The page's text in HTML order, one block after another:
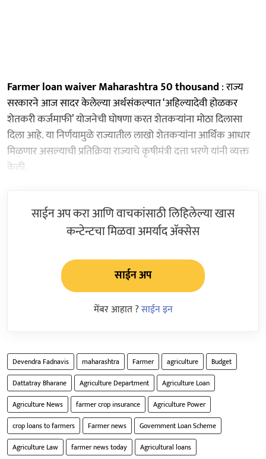
Farmer loan waiver Maharashtra 50 thousand : राज्य
सरकारने आज सादर केलेल्या अर्थसंकल्पात ‘अहिल्यादेवी होळकर
शेतकरी कर्जमाफी’ योजनेची घोषणा करत शेतकऱ्यांना मोठा दिलासा
दिला आहे. या निर्णयामुळे राज्यातील लाखो शेतकऱ्यांना आर्थिक आधार
मिळणार असल्याची प्रतिक्रिया राज्याचे कृषीमंत्री दत्ता भरणे यांनी व्यक्त
केली.
साईन अप करा आणि वाचकांसाठी लिहिलेल्या खास
कन्टेन्टचा मिळवा अमर्याद ॲक्सेस
साईन अप
मेंबर आहात ?साईन इन
Devendra Fadnavis maharashtra Farmer agriculture
Budget
Dattatray Bharane
Agriculture Department
Agriculture Loan
Agriculture News
farmer crop insurance
Agriculture Power
crop loans to farmers
Farmer news
Government Loan Scheme
Agriculture Law
farmer news today Agricultural loans